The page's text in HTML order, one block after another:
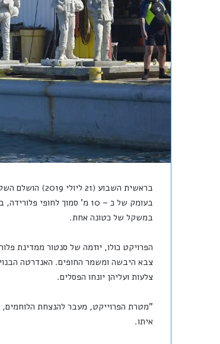
בראשית השבוע
במשקל של כטונה אחת.
הפרויקט כולו, יוזמה של סנטור ממדינת
צבא היבשה ומשמר החופים. האנדרטה
צלעות ועליהן יונחו הפסלים.
"מטרת הפרוייקט, מעבר להנצחת הלוחמים,
איתו.